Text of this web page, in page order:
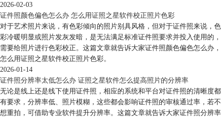
2026-02-03
证件照颜色偏色怎么办 怎么用证照之星软件校正照片色彩
对于艺术照片来说，有色彩倾向的照片别具风格，但对于证件照来说，色
彩冷暖明显或照片发灰发暗，是无法满足标准证件照要求并投入使用的，
需要给照片进行色彩校正。这篇文章就告诉大家证件照颜色偏色怎么办，
怎么用证照之星软件校正照片色彩。
2026-01-14
证件照分辨率太低怎么办 证照之星软件怎么提高照片的分辨率
无论是线上还是线下使用证件照，相应的系统和平台对证件照的清晰度都
有要求，分辨率低、照片模糊，这些都会影响证件照的审核通过率，若不
想重拍，可借助专业软件提升分辨率。这篇文章就告诉大家证件照分辨率